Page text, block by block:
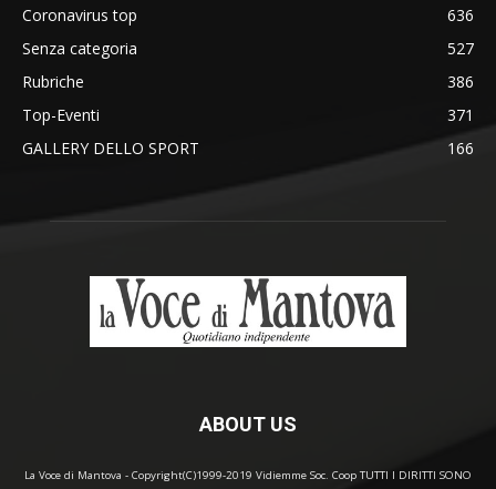
Coronavirus top
636
Senza categoria
527
Rubriche
386
Top-Eventi
371
GALLERY DELLO SPORT
166
ABOUT US
La Voce di Mantova - Copyright(C)1999-2019 Vidiemme Soc. Coop TUTTI I DIRITTI SONO